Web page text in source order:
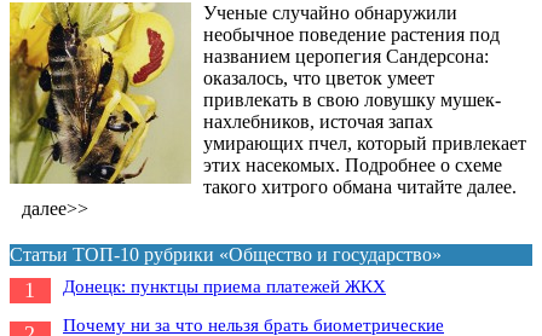
Ученые случайно обнаружили
необычное поведение растения под
названием церопегия Сандерсона:
оказалось, что цветок умеет
привлекать в свою ловушку мушек-
нахлебников, источая запах
умирающих пчел, который привлекает
этих насекомых. Подробнее о схеме
такого хитрого обмана читайте далее.
далее>>
Статьи ТОП-10 рубрики «Общество и государство»
1 Донецк: пунктцы приема платежей ЖКХ
Почему ни за что нельзя брать биометрические